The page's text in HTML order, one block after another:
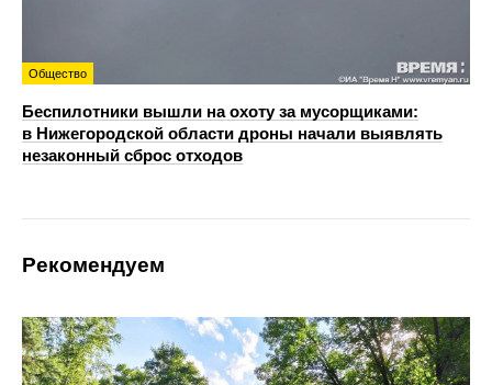
Общество
Беспилотники вышли на охоту за мусорщиками:
в Нижегородской области дроны начали выявлять
незаконный сброс отходов
Рекомендуем